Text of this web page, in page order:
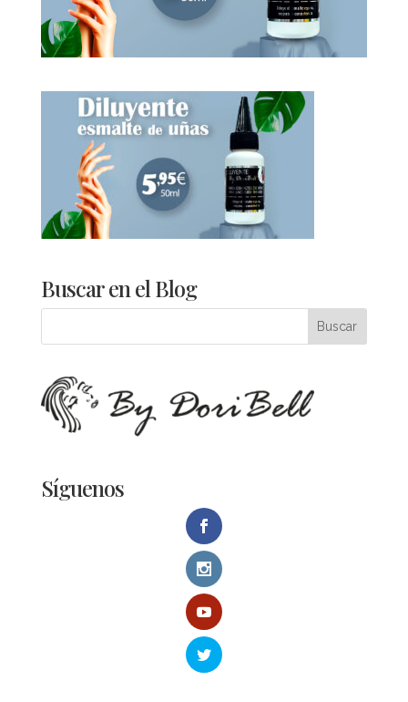
Buscar en el Blog
Síguenos